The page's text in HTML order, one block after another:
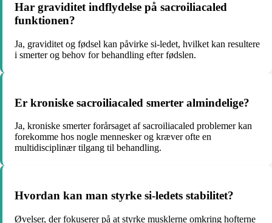
Har graviditet indflydelse på sacroiliacaled
funktionen?
Ja, graviditet og fødsel kan påvirke si-ledet, hvilket kan resultere
i smerter og behov for behandling efter fødslen.
Er kroniske sacroiliacaled smerter almindelige?
Ja, kroniske smerter forårsaget af sacroiliacaled problemer kan
forekomme hos nogle mennesker og kræver ofte en
multidisciplinær tilgang til behandling.
Hvordan kan man styrke si-ledets stabilitet?
Øvelser, der fokuserer på at styrke musklerne omkring hofterne